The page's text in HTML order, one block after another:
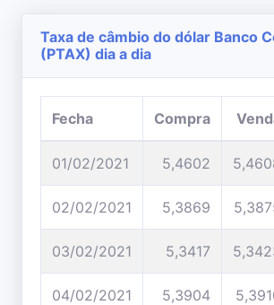
Taxa de câmbio do dólar Banco
(PTAX) dia a dia
Fecha Compra
01/02/2021 5,4602
02/02/2021 5,3869
03/02/2021 5,3417
04/02/2021 5,3904